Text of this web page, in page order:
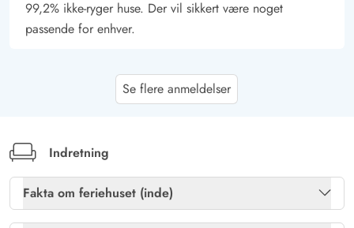
99,2% ikke-ryger huse. Der vil sikkert være noget
passende for enhver.
Perfekt beliggenhed, godt og moderne udstyret, meget
fuldt indhegnet
Se flere anmeldelser
Indretning
Fakta om feriehuset (inde)
Brændeovn
Ja